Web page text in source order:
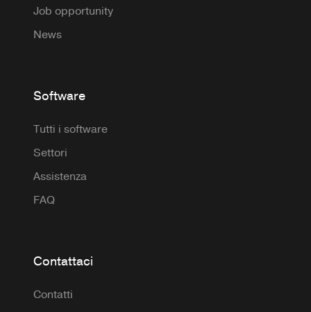
Job opportunity
News
Software
Tutti i software
Settori
Assistenza
FAQ
Contattaci
Contatti